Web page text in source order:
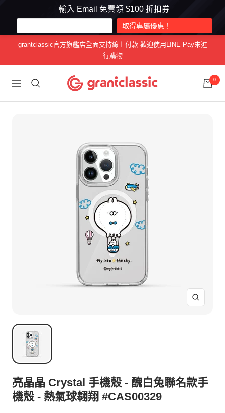
輸入 Email 免費領 $100 折扣券
內
grantclassic官方旗艦店全面支持線上付款 歡迎使用LINE Pay來進
行購物
導
grantclassic
特
0
放
亮晶晶 Crystal 手機殼 - 醜白兔聯名款手
機殼 - 熱氣球翱翔 #CAS00329